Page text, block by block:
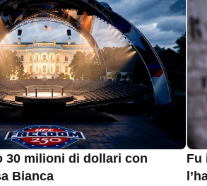
30 milioni di dollari con
Bianca
Fu